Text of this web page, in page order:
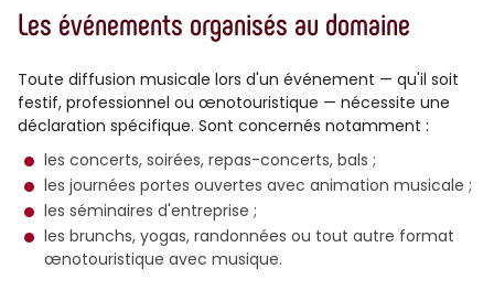
Les événements organisés au domaine
Toute diffusion musicale lors d'un événement — qu'il soit
festif, professionnel ou œnotouristique — nécessite une
déclaration spécifique. Sont concernés notamment :
les concerts, soirées, repas-concerts, bals ;
les journées portes ouvertes avec animation musicale ;
les séminaires d'entreprise ;
les brunchs, yogas, randonnées ou tout autre format
œnotouristique avec musique.